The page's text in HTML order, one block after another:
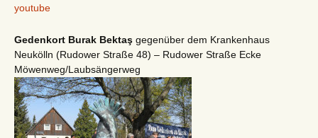
youtube
Gedenkort Burak Bektaş gegenüber dem Krankenhaus
Neukölln (Rudower Straße 48) – Rudower Straße Ecke
Möwenweg/Laubsängerweg